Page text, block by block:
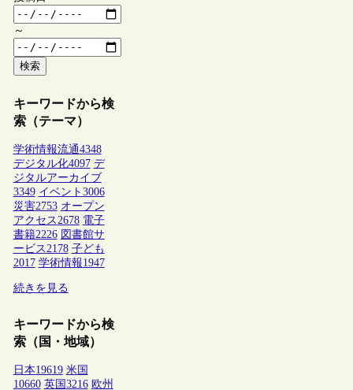
～
検索
キーワードから検
索（テーマ）
学術情報流通4348
デジタル化4097 デ
ジタルアーカイブ
3349 イベント 3006
災害2753 オープン
アクセス2678 電子
書籍2226 図書館サ
ービス2178 子ども
2017 学術情報1947
続きを見る
キーワードから検
索（国・地域）
日本19619 米国
10660 英国 3216 欧州